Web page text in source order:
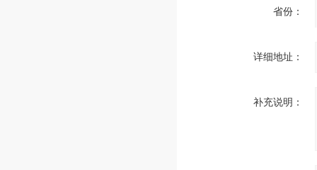
省份：
详细地址：
补充说明：